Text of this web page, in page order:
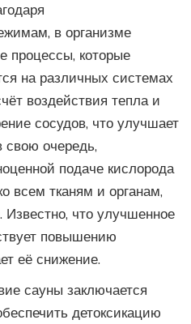
в организме
процессы, которые
на различных системах
воздействия тепла и
сосудов, что улучшает
свою очередь,
подаче кислорода
всем тканям и органам,
что улучшенное
повышению
её снижение.
сауны заключается
детоксикацию